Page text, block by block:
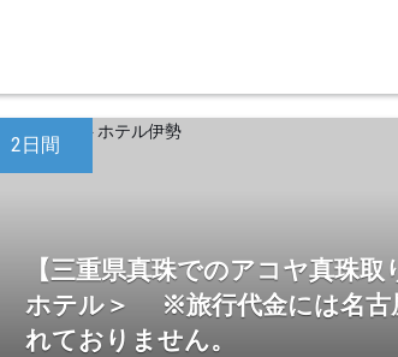
2日間
【三重県真珠でのアコヤ真珠
ホテル＞ ※旅行代金には名古
れておりません。